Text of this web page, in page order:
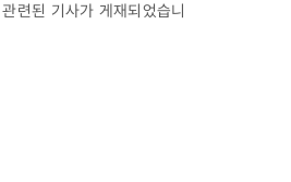
련된 기사가 게재되었습니